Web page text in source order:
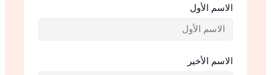
الاسم الأول
الاسم الأخير